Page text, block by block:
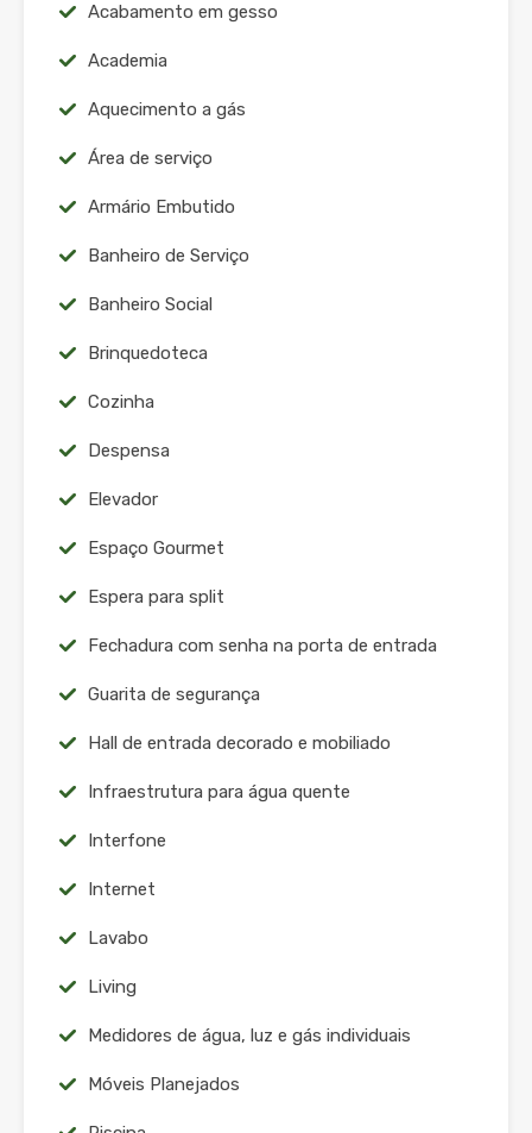
Acabamento em gesso
Academia
Aquecimento a gás
Área de serviço
Armário Embutido
Banheiro de Serviço
Banheiro Social
Brinquedoteca
Cozinha
Despensa
Elevador
Espaço Gourmet
Espera para split
Fechadura com senha na porta de entrada
Guarita de segurança
Hall de entrada decorado e mobiliado
Infraestrutura para água quente
Interfone
Internet
Lavabo
Living
Medidores de água, luz e gás individuais
Móveis Planejados